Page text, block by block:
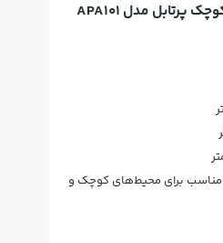
ویژگی‌های تی شوی کوچک پرتابل مدل APA101
برای محیط‌های کوچک و